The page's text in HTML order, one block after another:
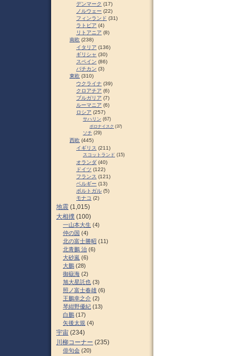
デンマーク (17)
ノルウェー (22)
フィンランド (31)
ラトビア (4)
リトアニア (8)
南欧 (238)
イタリア (136)
ギリシャ (30)
スペイン (86)
バチカン (3)
東欧 (310)
ウクライナ (39)
クロアチア (6)
ブルガリア (7)
ルーマニア (6)
ロシア (257)
サハリン (67)
ポロナイスク (37)
ソチ (29)
西欧 (445)
イギリス (211)
スコットランド (15)
オランダ (40)
ドイツ (122)
フランス (121)
ベルギー (13)
ポルトガル (5)
モナコ (2)
地震 (1,015)
大相撲 (100)
一山本大生 (4)
仲の国 (4)
北の富士勝昭 (11)
北青鵬 治 (6)
大砂嵐 (6)
大鵬 (28)
御嶽海 (2)
旭大星託也 (3)
照ノ富士春雄 (6)
王鵬幸之介 (2)
琴紺野優紀 (13)
白鵬 (17)
矢後太規 (4)
宇宙 (234)
川柳コーナー (235)
俳句会 (20)